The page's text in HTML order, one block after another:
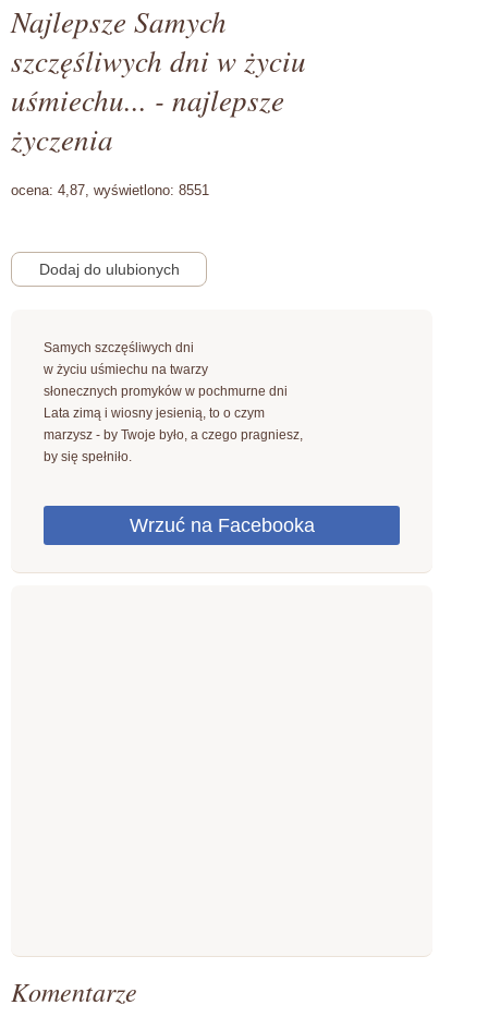
Najlepsze Samych
szczęśliwych dni w życiu
uśmiechu... - najlepsze
życzenia
ocena: 4,87, wyświetlono: 8551
Samych szczęśliwych dni
w życiu uśmiechu na twarzy
słonecznych promyków w pochmurne dni
Lata zimą i wiosny jesienią, to o czym
marzysz - by Twoje było, a czego pragniesz,
by się spełniło.
Komentarze